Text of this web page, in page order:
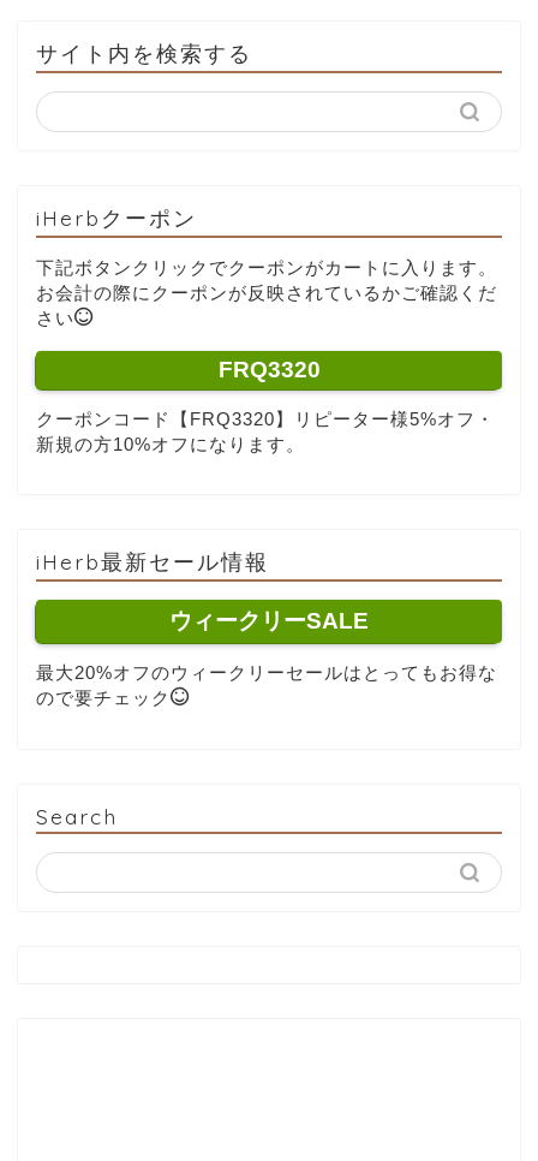
サイト内を検索する
iHerbクーポン
下記ボタンクリックでクーポンがカートに入ります。
お会計の際にクーポンが反映されているかご確認くだ
さい
FRQ3320
クーポンコード【FRQ3320】リピーター様5%オフ・
新規の方10%オフになります。
iHerb最新セール情報
ウィークリーSALE
最大20%オフのウィークリーセールはとってもお得な
ので要チェック
Search